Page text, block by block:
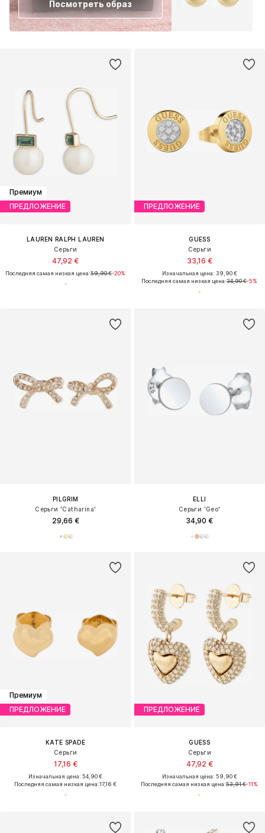
Премиум
ПРЕДЛОЖЕНИЕ
LAUREN RALPH LAUREN
Серьги
47,92 €
Последняя самая низкая цена:59,90 €-20%
ПРЕДЛОЖЕНИЕ
GUESS
Серьги
33,16 €
Изначальная цена: 39,90 €
Последняя самая низкая цена:34,90 €-5%
PILGRIM
Серьги 'Catharina'
29,66 €
Посмотреть образ
ELLI
Серьги 'Geo'
34,90 €
Премиум
ПРЕДЛОЖЕНИЕ
KATE SPADE
Серьги
17,16 €
Изначальная цена: 54,90 €
Последняя самая низкая цена:17,16 €
ПРЕДЛОЖЕНИЕ
GUESS
Серьги
47,92 €
Изначальная цена: 59,90 €
Последняя самая низкая цена:53,91 €-11%